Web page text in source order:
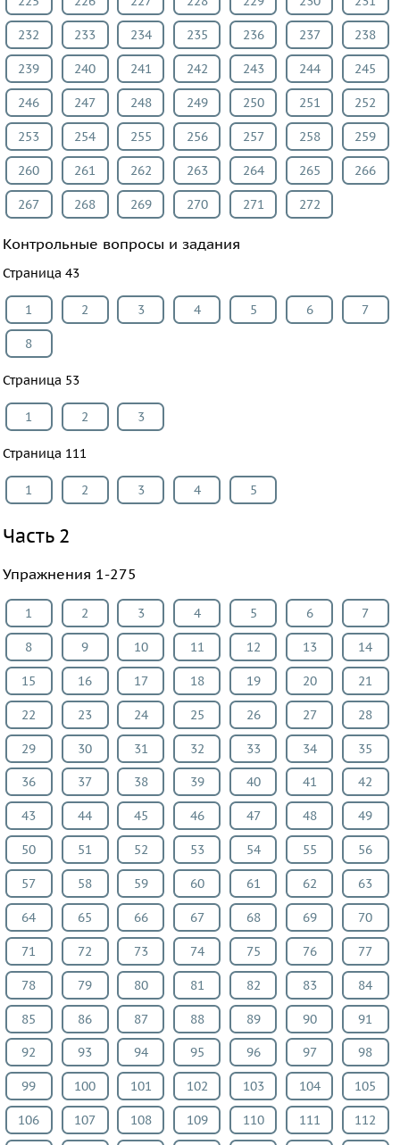
232 233 234 235 236 237 238
239 240 241 242 243 244 245
246 247 248 249 250 251 252
253 254 255 256 257 258 259
260 261 262 263 264 265 266
267 268 269 270 271 272
Контрольные вопросы и задания
Страница 43
1 2 3 4 5 6 7
8
Страница 53
1 2 3
Страница 111
1 2 3 4 5
Часть 2
Упражнения 1-275
1 2 3 4 5 6 7
8 9 10 11 12 13 14
15 16 17 18 19 20 21
22 23 24 25 26 27 28
29 30 31 32 33 34 35
36 37 38 39 40 41 42
43 44 45 46 47 48 49
50 51 52 53 54 55 56
57 58 59 60 61 62 63
64 65 66 67 68 69 70
71 72 73 74 75 76 77
78 79 80 81 82 83 84
85 86 87 88 89 90 91
92 93 94 95 96 97 98
99 100 101 102 103 104 105
106 107 108 109 110 111 112